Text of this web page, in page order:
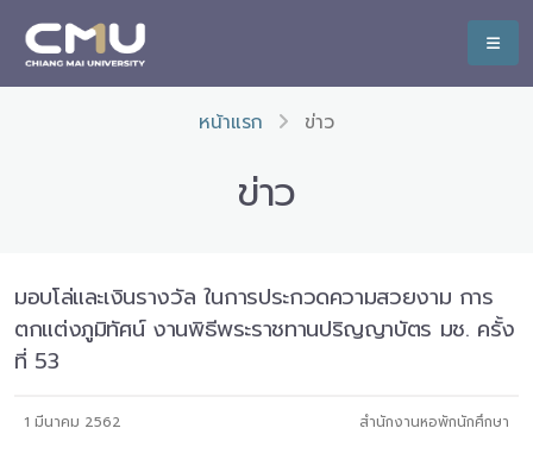
หน้าแรก ข่าว
ข่าว
มอบโล่และเงินรางวัล ในการประกวดความสวยงาม การ
ตกแต่งภูมิทัศน์ งานพิธีพระราชทานปริญญาบัตร มช. ครั้ง
ที่ 53
1 มีนาคม 2562 สำนักงานหอพักนักศึกษา